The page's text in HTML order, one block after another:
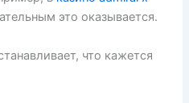
это оказывается.
что кажется